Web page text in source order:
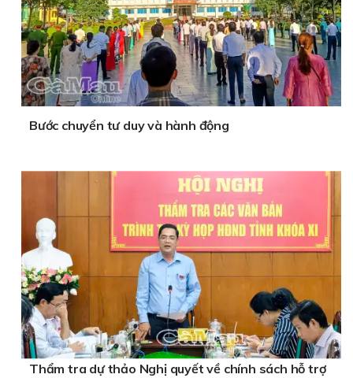
Bước chuyển tư duy và hành động
Thẩm tra dự thảo Nghị quyết về chính sách hỗ trợ